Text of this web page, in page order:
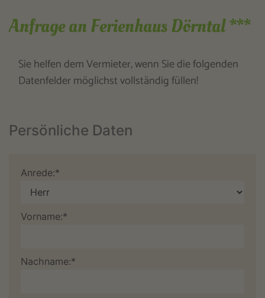
Anfrage an Ferienhaus Dörntal ***
Sie helfen dem Vermieter, wenn Sie die folgenden
Datenfelder möglichst vollständig füllen!
Persönliche Daten
Anrede:*
Vorname:*
Nachname:*